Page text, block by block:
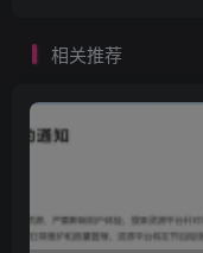
相关推荐